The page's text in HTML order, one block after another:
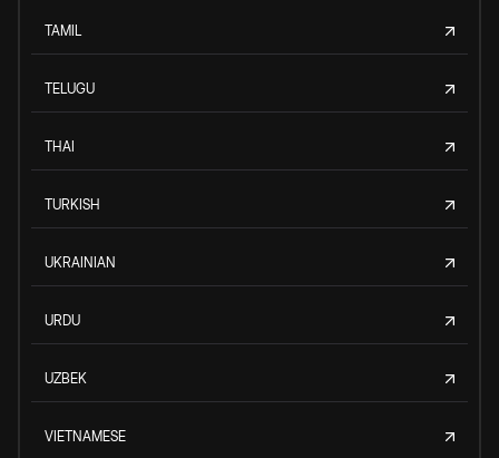
TAMIL
TELUGU
THAI
TURKISH
UKRAINIAN
URDU
UZBEK
VIETNAMESE